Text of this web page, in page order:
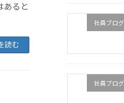
あると
読む
社員ブログ
社員ブログ